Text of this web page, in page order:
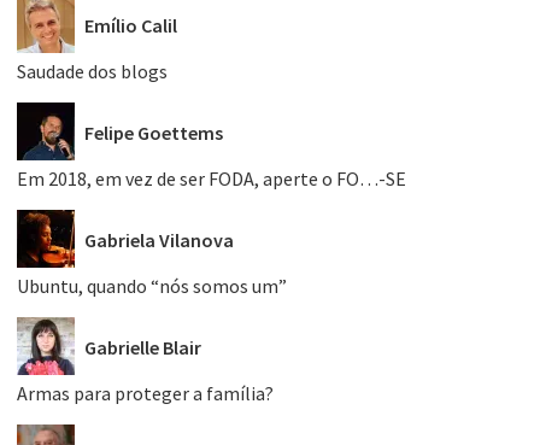
Emílio Calil
Saudade dos blogs
Felipe Goettems
Em 2018, em vez de ser FODA, aperte o FO…-SE
Gabriela Vilanova
Ubuntu, quando “nós somos um”
Gabrielle Blair
Armas para proteger a família?